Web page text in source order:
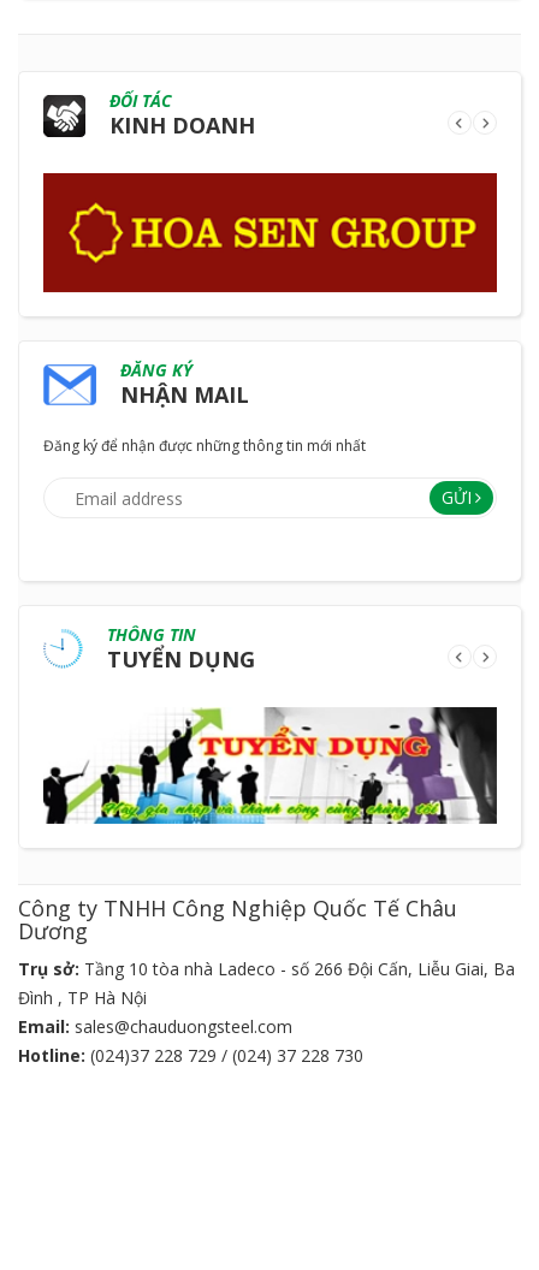
ĐỐI TÁC
KINH DOANH
ĐĂNG KÝ
NHẬN MAIL
Đăng ký để nhận được những thông tin mới nhất
GỬI
THÔNG TIN
TUYỂN DỤNG
Công ty TNHH Công Nghiệp Quốc Tế Châu
Dương
Trụ sở: Tầng 10 tòa nhà Ladeco - số 266 Đội Cấn, Liễu Giai, Ba
Đình , TP Hà Nội
Email: sales@chauduongsteel.com
Hotline: (024)37 228 729 / (024) 37 228 730